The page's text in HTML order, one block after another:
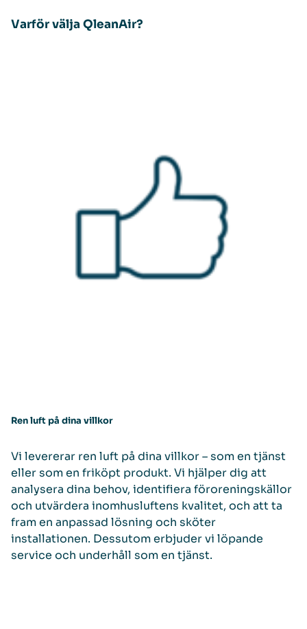
Varför välja QleanAir?
Ren luft på dina villkor
Vi levererar ren luft på dina villkor – som en tjänst
eller som en friköpt produkt. Vi hjälper dig att
analysera dina behov, identifiera föroreningskällor
och utvärdera inomhusluftens kvalitet, och att ta
fram en anpassad lösning och sköter
installationen. Dessutom erbjuder vi löpande
service och underhåll som en tjänst.